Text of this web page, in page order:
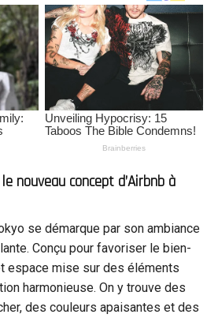
nouveau concept d’Airbnb à
se démarque par son ambiance
Conçu pour favoriser le bien-
espace mise sur des éléments
harmonieuse. On y trouve des
des couleurs apaisantes et des